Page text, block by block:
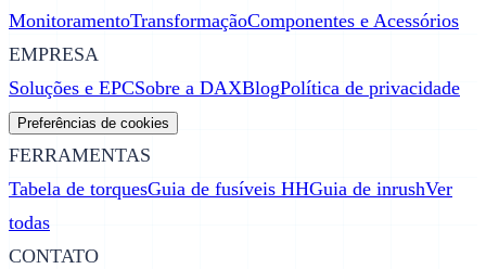
MonitoramentoTransformaçãoComponentes e Acessórios
EMPRESA
Soluções e EPCSobre a DAXBlogPolítica de privacidade
Preferências de cookies
FERRAMENTAS
Tabela de torquesGuia de fusíveis HHGuia de inrushVer
todas
CONTATO